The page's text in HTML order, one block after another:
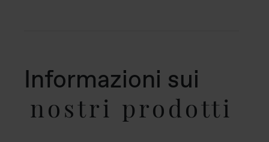
Informazioni sui
nostri prodotti